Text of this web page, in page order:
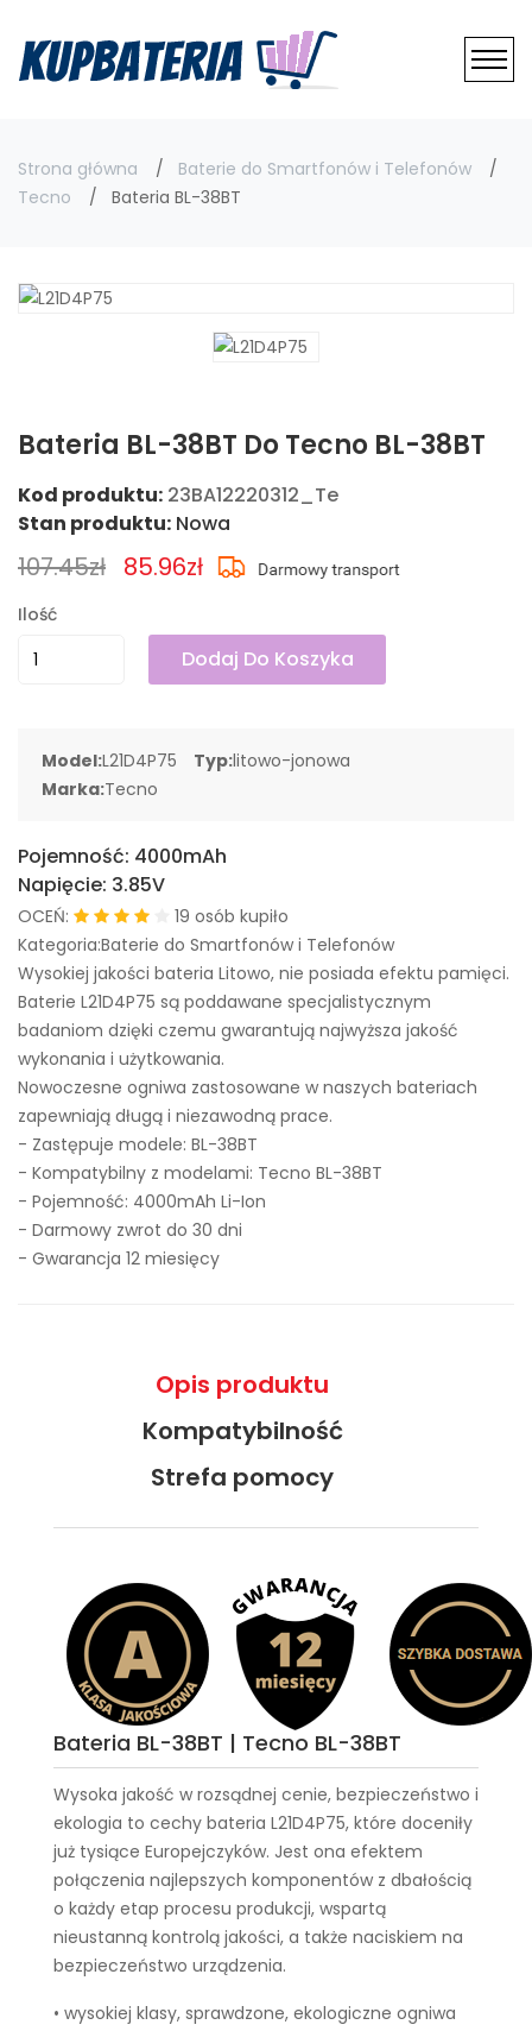
Strona główna
Baterie do Smartfonów i Telefonów
Tecno
Bateria BL-38BT
Bateria BL-38BT Do Tecno BL-38BT
Kod produktu: 23BA12220312_Te
Stan produktu: Nowa
107.45zł 85.96zł
Ilość
Dodaj Do Koszyka
Model:L21D4P75 Typ:litowo-jonowa
Marka:Tecno
Pojemność: 4000mAh
Napięcie: 3.85V
OCEŃ:
19 osób kupiło
Kategoria:Baterie do Smartfonów i Telefonów
Wysokiej jakości bateria Litowo, nie posiada efektu pamięci.
Baterie L21D4P75 są poddawane specjalistycznym
badaniom dzięki czemu gwarantują najwyższa jakość
wykonania i użytkowania.
Nowoczesne ogniwa zastosowane w naszych bateriach
zapewniają długą i niezawodną prace.
- Zastępuje modele: BL-38BT
- Kompatybilny z modelami: Tecno BL-38BT
- Pojemność: 4000mAh Li-Ion
- Darmowy zwrot do 30 dni
- Gwarancja 12 miesięcy
Opis produktu
Kompatybilność
Strefa pomocy
Bateria BL-38BT | Tecno BL-38BT
Wysoka jakość w rozsądnej cenie, bezpieczeństwo i
ekologia to cechy bateria L21D4P75, które doceniły
już tysiące Europejczyków. Jest ona efektem
połączenia najlepszych komponentów z dbałością
o każdy etap procesu produkcji, wspartą
nieustanną kontrolą jakości, a także naciskiem na
bezpieczeństwo urządzenia.
• wysokiej klasy, sprawdzone, ekologiczne ogniwa